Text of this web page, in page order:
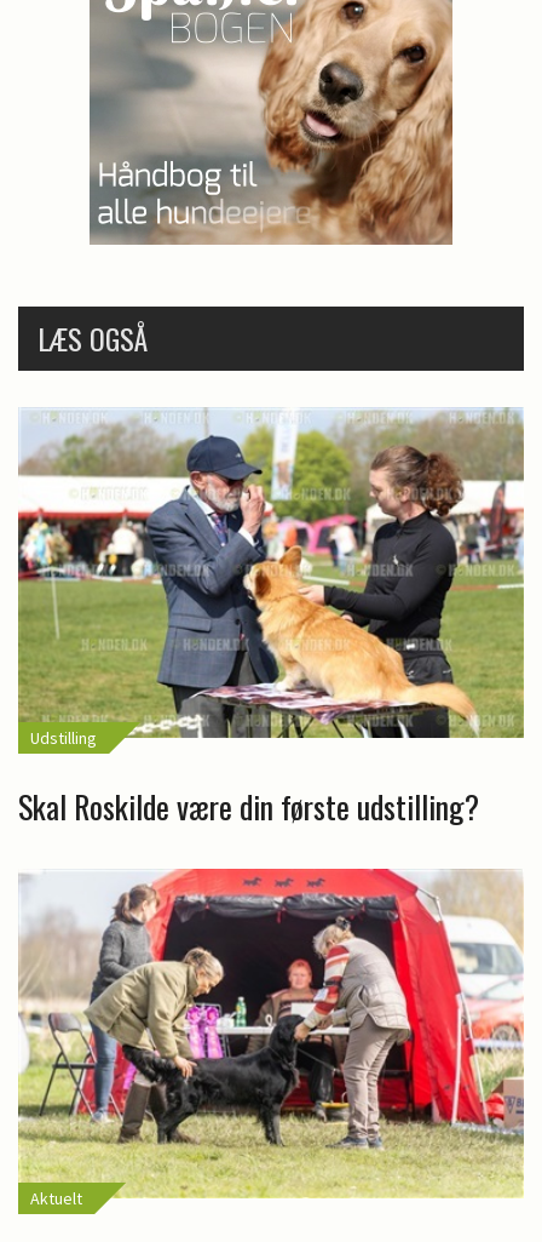
LÆS OGSÅ
Udstilling
Skal Roskilde være din første udstilling?
Aktuelt